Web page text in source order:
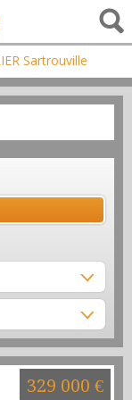
329 000 €